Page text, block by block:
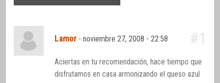
Lamor -noviembre 27, 2008 - 22:58 #1
Aciertas en tu recomendación, hace tiempo que
disfrutamos en casa armonizando el queso azul